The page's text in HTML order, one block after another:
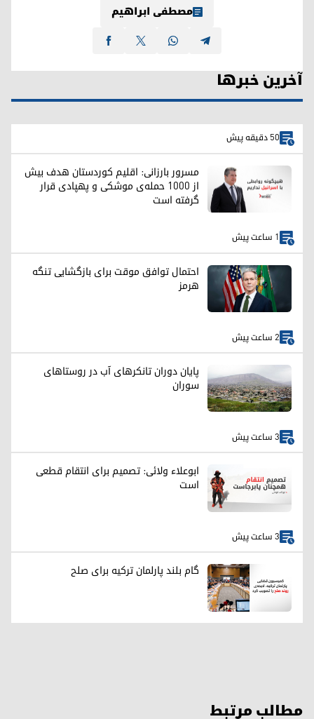
مصطفی ابراهیم
آخرین خبرها
50 دقیقه پیش
مسرور بارزانی: اقلیم کوردستان هدف بیش
از ۱۰۰۰ حمله‌ی موشکی و پهپادی قرار
گرفته است
1 ساعت پیش
احتمال توافق موقت برای بازگشایی تنگه
هرمز
2 ساعت پیش
پایان دوران تانکرهای آب در روستاهای
سوران
3 ساعت پیش
ابوعلاء ولائی: تصمیم برای انتقام قطعی
است
3 ساعت پیش
گام بلند پارلمان ترکیه برای صلح
مطالب مرتبط